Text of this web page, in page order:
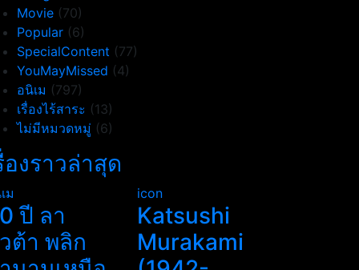
Movie (70)
Popular (6)
SpecialContent (77)
YouMayMissed (4)
อนิเม (797)
เรื่องไร้สาระ (13)
ไม่มีหมวดหมู่ (6)
องราวล่าสุด
ม
ปี ลา
ต้า พลิก
icon
Katsushi
Murakami